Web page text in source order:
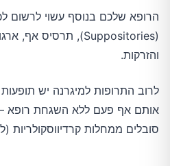
הרופא שלכם בנוסף עשוי לרשום
והזרקות.
לרוב התרופות למיגרנה יש
אותם אף פעם ללא השגחת רופא –
סובלים ממחלות קרדיווסקולריות